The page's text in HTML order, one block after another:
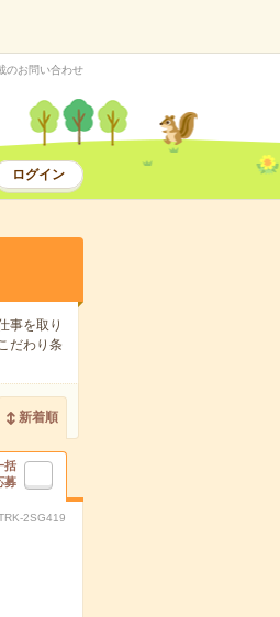
のお問い合わせ
ログイン
事を取り
だわり条
新着順
括
募
2SG419